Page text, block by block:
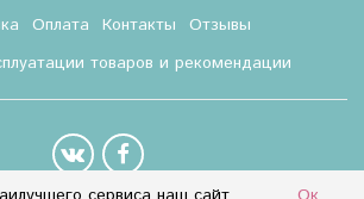
Оплата Контакты
Отзывы
товаров и рекомендации